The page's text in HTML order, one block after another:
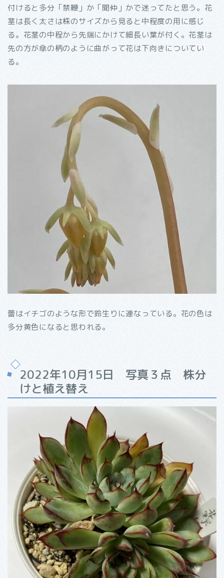
付けると多分「禁鞭」か「聞仲」かで迷ってたと思う。花
茎は長く太さは株のサイズから見ると中程度の用に感じ
る。花茎の中程から先端にかけて細長い葉が付く。花茎は
先の方が傘の柄のように曲がって花は下向きについてい
る。
蕾はイチゴのような形で鈴生りに連なっている。花の色は
多分黄色になると思われる。
2022年10月15日 写真３点 株分
けと植え替え